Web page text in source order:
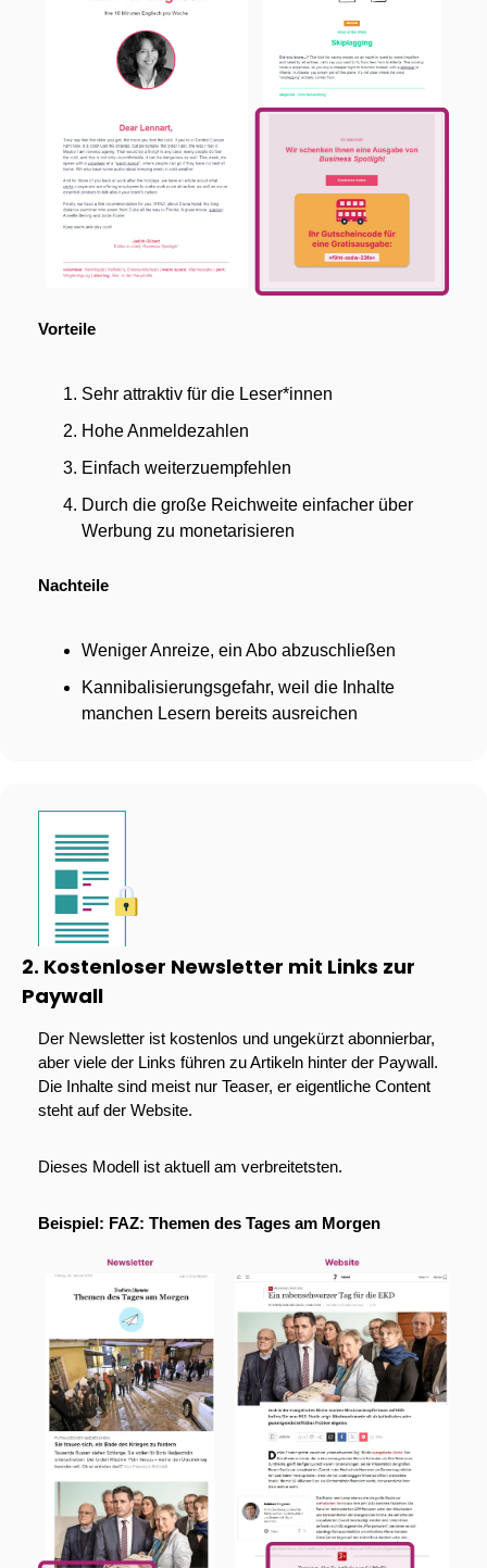
Vorteile
Sehr attraktiv für die Leser*innen
Hohe Anmeldezahlen
Einfach weiterzuempfehlen
Durch die große Reichweite einfacher über
Werbung zu monetarisieren
Nachteile
Weniger Anreize, ein Abo abzuschließen
Kannibalisierungsgefahr, weil die Inhalte
manchen Lesern bereits ausreichen
2. Kostenloser Newsletter mit Links zur
Paywall
Der Newsletter ist kostenlos und ungekürzt abonnierbar,
aber viele der Links führen zu Artikeln hinter der Paywall.
Die Inhalte sind meist nur Teaser, er eigentliche Content
steht auf der Website.
Dieses Modell ist aktuell am verbreitetsten.
Beispiel: FAZ: Themen des Tages am Morgen